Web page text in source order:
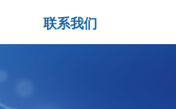
联系我们